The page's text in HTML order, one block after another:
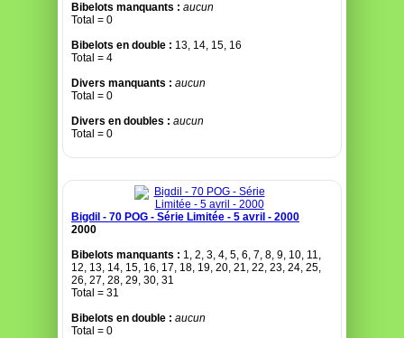
Bibelots manquants : aucun
Total = 0
Bibelots en double : 13, 14, 15, 16
Total = 4
Divers manquants : aucun
Total = 0
Divers en doubles : aucun
Total = 0
Bigdil - 70 POG - Série Limitée - 5 avril - 2000
2000
Bibelots manquants : 1, 2, 3, 4, 5, 6, 7, 8, 9, 10, 11,
12, 13, 14, 15, 16, 17, 18, 19, 20, 21, 22, 23, 24, 25,
26, 27, 28, 29, 30, 31
Total = 31
Bibelots en double : aucun
Total = 0